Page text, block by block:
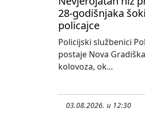
28-godišnjaka
policajce
Policijski službenici
postaje Nova
kolovoza, ok...
03.08.2026. u 12:30